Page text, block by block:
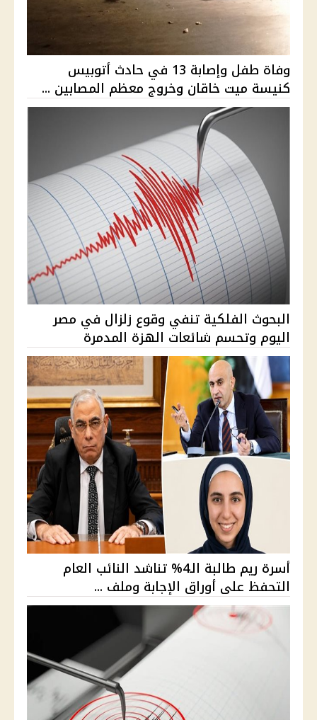
وفاة طفل وإصابة 13 في حادث أتوبيس
كنيسة ميت خاقان وخروج معظم المصابين ...
البحوث الفلكية تنفي وقوع زلزال في مصر
اليوم وتحسم شائعات الهزة المدمرة
أسرة ريم طالبة الـ4% تناشد النائب العام
التحفظ على أوراق الإجابة وملف ...